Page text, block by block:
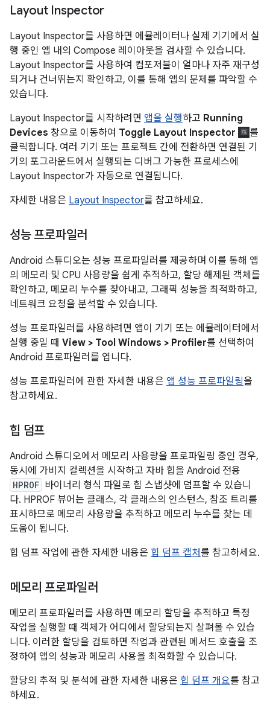
Layout Inspector
Layout Inspector를 사용하면 에뮬레이터나 실제 기기에서 실
행 중인 앱 내의 Compose 레이아웃을 검사할 수 있습니다.
Layout Inspector를 사용하여 컴포저블이 얼마나 자주 재구성
되거나 건너뛰는지 확인하고, 이를 통해 앱의 문제를 파악할 수
있습니다.
Layout Inspector를 시작하려면 앱을 실행하고 Running
Devices 창으로 이동하여 Toggle Layout Inspector
를
클릭합니다. 여러 기기 또는 프로젝트 간에 전환하면 연결된 기
기의 포그라운드에서 실행되는 디버그 가능한 프로세스에
Layout Inspector가 자동으로 연결됩니다.
자세한 내용은 Layout Inspector를 참고하세요.
성능 프로파일러
Android 스튜디오는 성능 프로파일러를 제공하며 이를 통해 앱
의 메모리 및 CPU 사용량을 쉽게 추적하고, 할당 해제된 객체를
확인하고, 메모리 누수를 찾아내고, 그래픽 성능을 최적화하고,
네트워크 요청을 분석할 수 있습니다.
성능 프로파일러를 사용하려면 앱이 기기 또는 에뮬레이터에서
실행 중일 때 View > Tool Windows > Profiler를 선택하여
Android 프로파일러를 엽니다.
성능 프로파일러에 관한 자세한 내용은 앱 성능 프로파일링을
참고하세요.
힙 덤프
Android 스튜디오에서 메모리 사용량을 프로파일링 중인 경우,
동시에 가비지 컬렉션을 시작하고 자바 힙을 Android 전용
HPROF 바이너리 형식 파일로 힙 스냅샷에 덤프할 수 있습니
다. HPROF 뷰어는 클래스, 각 클래스의 인스턴스, 참조 트리를
표시하므로 메모리 사용량을 추적하고 메모리 누수를 찾는 데
도움이 됩니다.
힙 덤프 작업에 관한 자세한 내용은 힙 덤프 캡처를 참고하세요.
메모리 프로파일러
메모리 프로파일러를 사용하면 메모리 할당을 추적하고 특정
작업을 실행할 때 객체가 어디에서 할당되는지 살펴볼 수 있습
니다. 이러한 할당을 검토하면 작업과 관련된 메서드 호출을 조
정하여 앱의 성능과 메모리 사용을 최적화할 수 있습니다.
할당의 추적 및 분석에 관한 자세한 내용은 힙 덤프 개요를 참고
하세요.